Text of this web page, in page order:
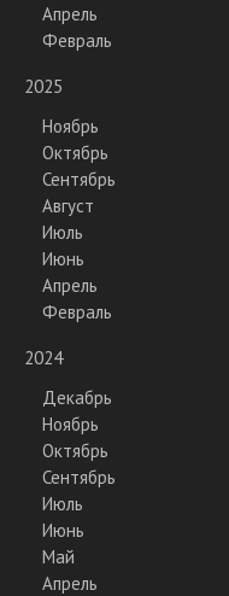
Апрель
Февраль
2025
Ноябрь
Октябрь
Сентябрь
Август
Июль
Июнь
Апрель
Февраль
2024
Декабрь
Ноябрь
Октябрь
Сентябрь
Июль
Июнь
Май
Апрель